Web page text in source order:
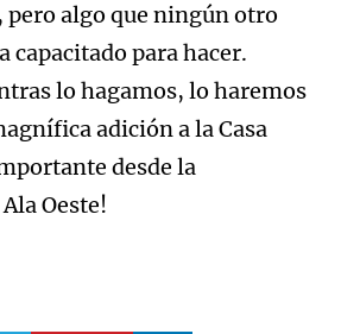
pero algo que ningún otro
capacitado para hacer.
lo hagamos, lo haremos
adición a la Casa
desde la
Oeste!